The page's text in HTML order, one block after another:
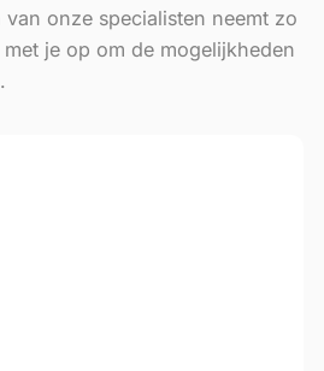
van onze specialisten neemt zo
je op om de mogelijkheden